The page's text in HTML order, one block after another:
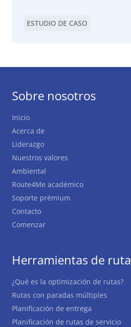
ESTUDIO DE CASO
Sobre nosotros
Inicio
Acerca de
Liderazgo
Nuestros valores
Ambiental
Route4Me académico
Soporte prémium
Contacto
Comenzar
Herramientas de ruta
¿Qué es la optimización de rutas?
Rutas con paradas múltiples
Planificación de entrega
Planificación de rutas de servicio